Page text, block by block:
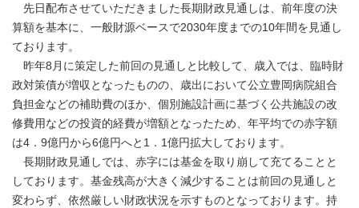
先日配布させていただきました長期財政見通しは、前年度の決
算額を基本に、一般財源ベースで2030年度までの10年間を見通し
ております。
昨年8月に策定した前回の見通しと比較して、歳入では、臨時財
政対策債が増収となったものの、歳出において公立豊岡病院組合
負担金などの補助費のほか、個別施設計画に基づく公共施設の改
修費用などの投資的経費が増額となったため、年平均での赤字額
は4．9億円から6億円へと1．1億円拡大しております。
長期財政見通しでは、赤字には基金を取り崩して充てることと
しております。基金残高が大きく減少することは前回の見通しと
変わらず、依然厳しい財政状況を示すものとなっております。持